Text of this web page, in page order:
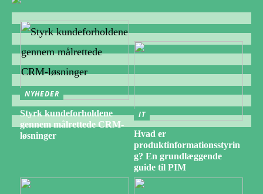
NYHEDER
Styrk kundeforholdene
gennem målrettede CRM-
løsninger
IT
Hvad er
produktinformationsstyrin
g? En grundlæggende
guide til PIM